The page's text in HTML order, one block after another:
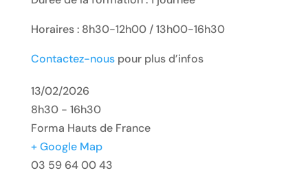
Horaires : 8h30-12h00 / 13h00-16h30
Contactez-nouspour plus d’infos
13/02/2026
8h30 - 16h30
Forma Hauts de France
+ Google Map
03 59 64 00 43